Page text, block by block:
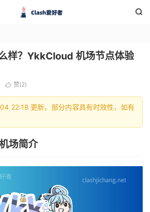

样？YkkCloud 机场节点体验
 赞(2)
22:18 更新，部分内容具有时效性，如有
场简介